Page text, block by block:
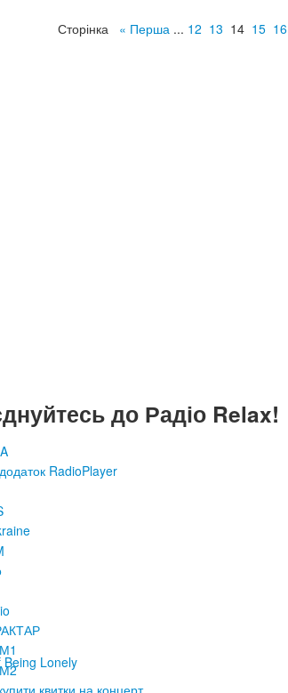
Lonely
Сторінка « Перша ... 12 13 14 15 16
до Радіо Relax!